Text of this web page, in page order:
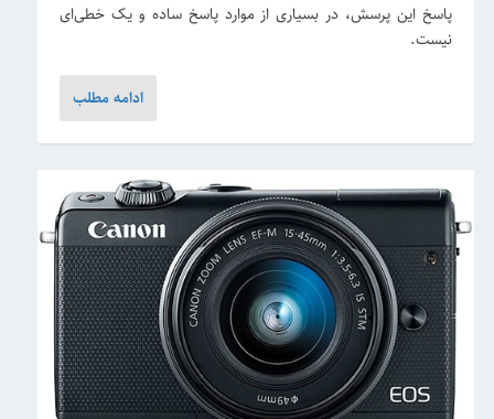
پاسخ این پرسش، در بسیاری از موارد پاسخ ساده‌ و یک خطی‌‎ای
نیست.
ادامه مطلب